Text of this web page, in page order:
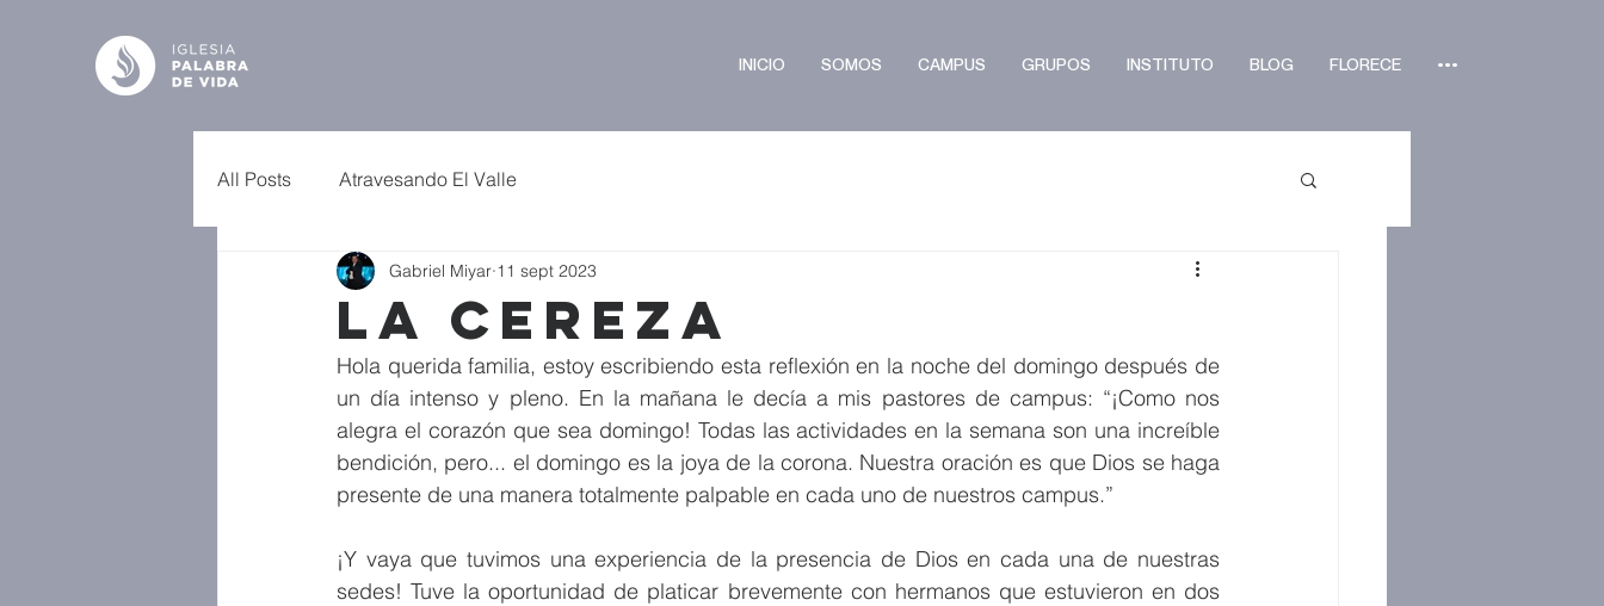
INICIO SOMOS CAMPUS GRUPOS INSTITUTO BLOG FLORECE •••
All Posts Atravesando El Valle
La Cereza
Gabriel Miyar 11 sept 2023
Hola querida familia, estoy escribiendo esta reflexión en la noche del domingo después de
un día intenso y pleno. En la mañana le decía a mis pastores de campus: “¡Como nos
alegra el corazón que sea domingo! Todas las actividades en la semana son una increíble
bendición, pero... el domingo es la joya de la corona. Nuestra oración es que Dios se haga
presente de una manera totalmente palpable en cada uno de nuestros campus.”
¡Y vaya que tuvimos una experiencia de la presencia de Dios en cada una de nuestras
sedes! Tuve la oportunidad de platicar brevemente con hermanos que estuvieron en dos